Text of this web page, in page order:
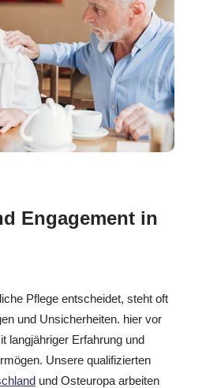
Engagement in
Pflege entscheidet, steht oft
und Unsicherheiten. hier vor
langjähriger Erfahrung und
Unsere qualifizierten
und Osteuropa arbeiten